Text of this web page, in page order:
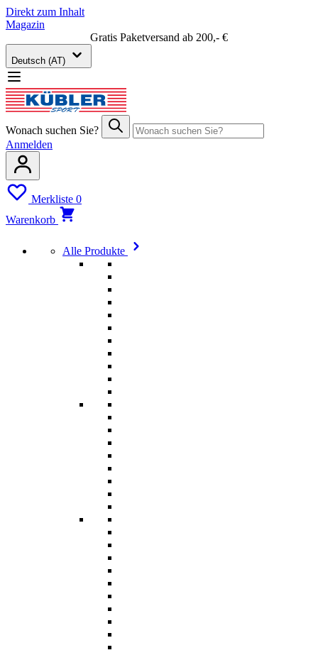
Direkt zum Inhalt
Magazin
Gratis Paketversand ab 200,- €
Deutsch (AT)
Wonach suchen Sie?
Anmelden
Merkliste 0
Warenkorb
Alle Produkte